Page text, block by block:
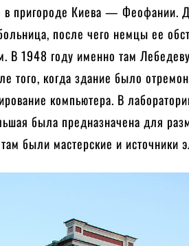
в пригороде Киева — Феофании.
после чего немцы ее
В 1948 году именно там
того, когда здание было
компьютера. В
была предназначена для
были мастерские и источники